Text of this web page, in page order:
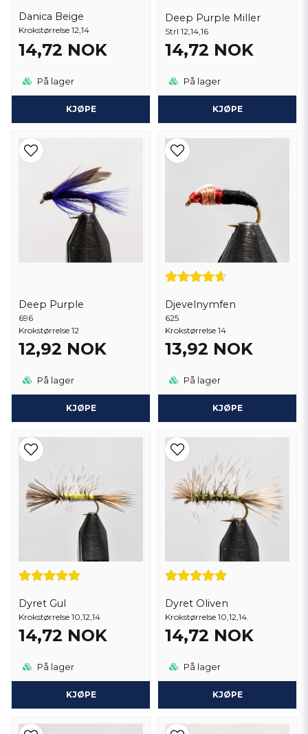
Danica Beige
Krokstørrelse 12,14
14,72 NOK
På lager
KJØPE
Deep Purple Miller
Strl 12,14,16
14,72 NOK
På lager
KJØPE
Deep Purple
696
Krokstørrelse 12
12,92 NOK
På lager
KJØPE
Djevelnymfen
625
Krokstørrelse 14
13,92 NOK
På lager
KJØPE
Dyret Gul
Krokstørrelse 10,12,14
14,72 NOK
På lager
KJØPE
Dyret Oliven
Krokstørrelse 10,12,14.
14,72 NOK
På lager
KJØPE